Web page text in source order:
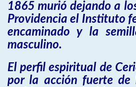
1865 murió dejando a
Providencia el Instituto
encaminado y la
masculino.
El perfil espiritual de
por la acción fuerte de